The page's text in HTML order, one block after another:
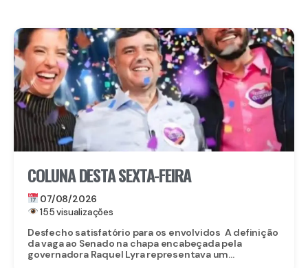
COLUNA DESTA SEXTA-FEIRA
07/08/2026
155 visualizações
Desfecho satisfatório para os envolvidos A definição
da vaga ao Senado na chapa encabeçada pela
governadora Raquel Lyra representava um...